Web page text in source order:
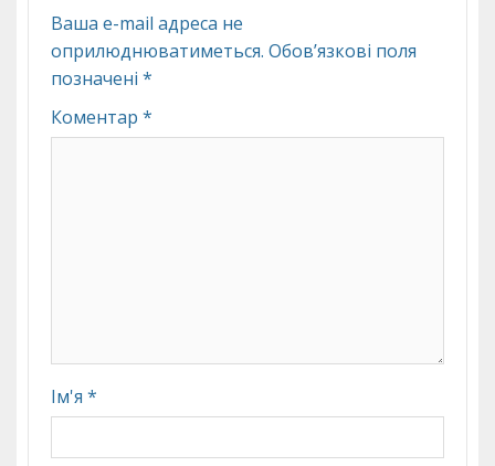
Ваша e-mail адреса не
оприлюднюватиметься. Обов’язкові поля
позначені *
Коментар *
Ім'я *